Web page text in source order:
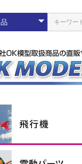
ツ機
ル機